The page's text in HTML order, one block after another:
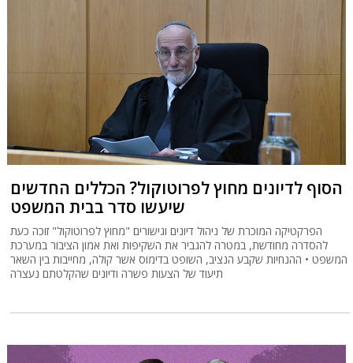
הסוף לדיונים מחוץ לפרוטוקול? הכללים החדשים
שיעשו סדר בבית המשפט
הפרקטיקה המוכרת של ניהול דיונים וגישורים "מחוץ לפרוטוקול" זוכה כעת
להסדרה מחודשת, במטרה להגביר את השקיפות ואת אמון הציבור במערכת
המשפט • ההנחיות שקבע הנציב, השופט בדימוס אשר קולה, מחייבות בין השאר
תיעוד של הצעות פשרה ודיונים שהקלטתם נעצרה